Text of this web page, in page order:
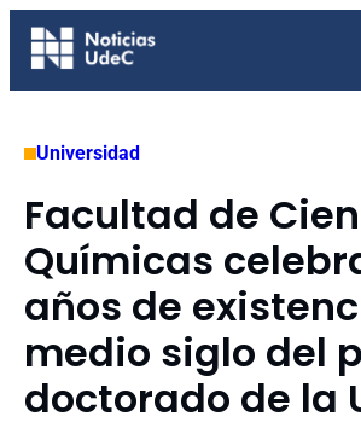
Saltar
Universidad
Facultad de
Químicas
años de
medio siglo del
doctorado de la